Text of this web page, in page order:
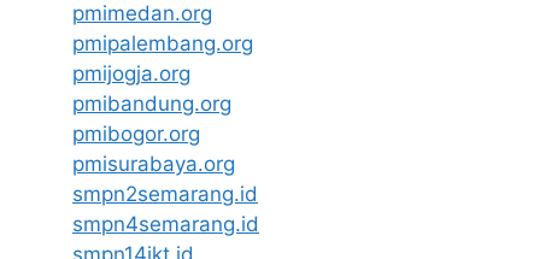
pmimedan.org
pmipalembang.org
pmijogja.org
pmibandung.org
pmibogor.org
pmisurabaya.org
smpn2semarang.id
smpn4semarang.id